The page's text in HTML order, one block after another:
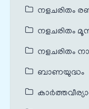
നളചരിതം
നളചരിതം
നളചരിതം
ബാണയുദ്ധം